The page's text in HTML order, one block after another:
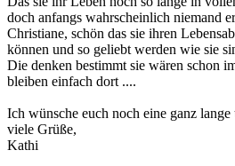
doch anfangs wahrscheinlich niemand
Christiane, schön das sie ihren
können und so geliebt werden wie sie
Die denken bestimmt sie wären schon
bleiben einfach dort ....
Ich wünsche euch noch eine ganz
viele Grüße,
Kathi